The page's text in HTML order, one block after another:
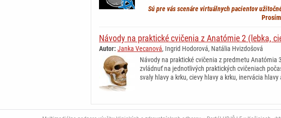
Sú pre vás scenáre virtuálnych pacientov
Návody na praktické cvičenia z Anatómie 2 (lebka,
Autor: Janka Vecanová, Ingrid Hodorová, Natália Hvizdošová
Návody na praktické cvičenia z predmetu
zvládnuť na jednotlivých praktických cvičeniach
svaly hlavy a krku, cievy hlavy a krku, inervácia